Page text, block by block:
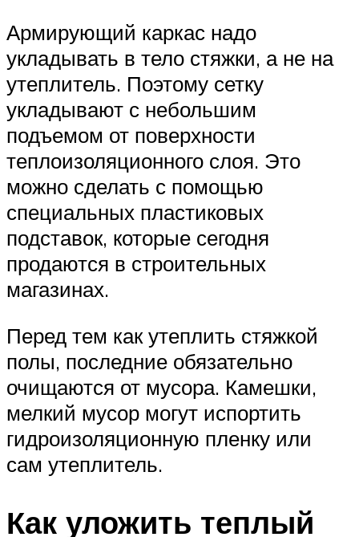
Армирующий каркас надо
укладывать в тело стяжки, а не на
утеплитель. Поэтому сетку
укладывают с небольшим
подъемом от поверхности
теплоизоляционного слоя. Это
можно сделать с помощью
специальных пластиковых
подставок, которые сегодня
продаются в строительных
магазинах.
Перед тем как утеплить стяжкой
полы, последние обязательно
очищаются от мусора. Камешки,
мелкий мусор могут испортить
гидроизоляционную пленку или
сам утеплитель.
Как уложить теплый